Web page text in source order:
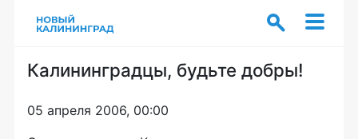
Калининградцы, будьте добры!
05 апреля 2006, 00:00